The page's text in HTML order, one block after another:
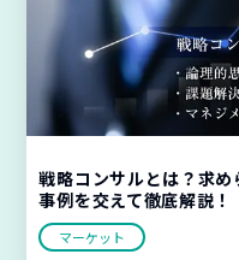
戦略コンサルとは？求め
事例を交えて徹底解説！
マーケット